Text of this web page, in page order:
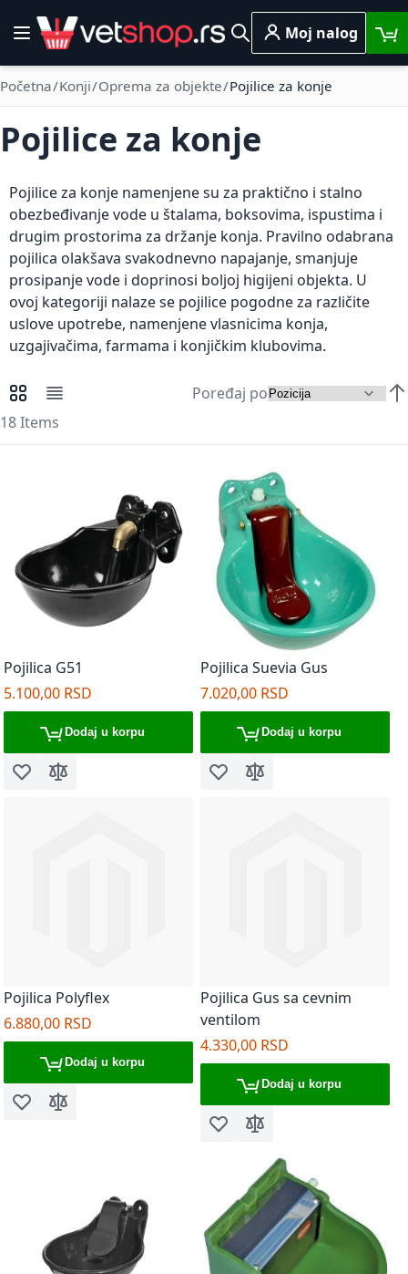
Skip to Content
Toggle Nav
Pretraga
Moj nalog
Početna Konji Oprema za objekte Pojilice za konje
Pojilice za konje
Pojilice za konje namenjene su za praktično i stalno
obezbeđivanje vode u štalama, boksovima, ispustima i
drugim prostorima za držanje konja. Pravilno odabrana
pojilica olakšava svakodnevno napajanje, smanjuje
prosipanje vode i doprinosi boljoj higijeni objekta. U
ovoj kategoriji nalaze se pojilice pogodne za različite
uslove upotrebe, namenjene vlasnicima konja,
uzgajivačima, farmama i konjičkim klubovima.
Pregledi kao
Mreža
18Items
Poređaj po
Pojilica G51
5.100,00 RSD
Dodaj u korpu
Dodaj u listu želja
Dodaj za poređenje
Pojilica Suevia Gus
7.020,00 RSD
Dodaj u korpu
Dodaj u listu želja
Dodaj za poređenje
Pojilica Polyflex
6.880,00 RSD
Dodaj u korpu
Dodaj u listu želja
Dodaj za poređenje
Pojilica Gus sa cevnim
ventilom
4.330,00 RSD
Dodaj u korpu
Dodaj u listu želja
Dodaj za poređenje